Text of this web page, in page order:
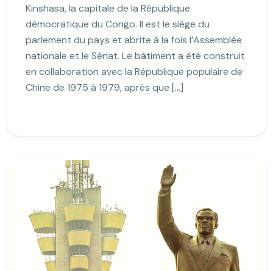
Kinshasa, la capitale de la République
démocratique du Congo. Il est le siège du
parlement du pays et abrite à la fois l’Assemblée
nationale et le Sénat. Le bâtiment a été construit
en collaboration avec la République populaire de
Chine de 1975 à 1979, après que […]